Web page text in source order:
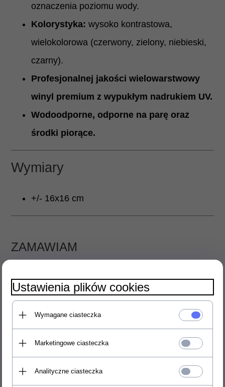
oznaczenia poziomu wody.
Kolorystyka: wysoko kontrastowa,
wielokolorowa (czerwony, zielony, niebieski,
czarny).
Profesjonalnej jakości wielowarstwowy
winyl premium z wypukłym nadrukiem UV.
Wodoodporne, odporne na parę oraz
środki piorące.
Wymiary
+/- 16x16 cm
ZAMAWIAM
Cena:69,00PLN
Wysyłka od:16.00 PLN
Ustawienia plików cookies
Wymagane ciasteczka
Marketingowe ciasteczka
Analityczne ciasteczka